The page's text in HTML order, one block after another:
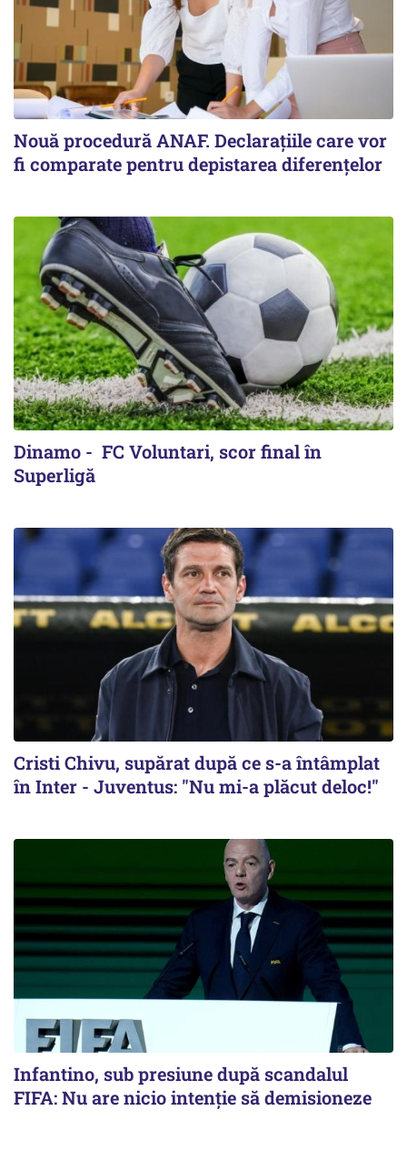
Nouă procedură ANAF. Declarațiile care vor
fi comparate pentru depistarea diferențelor
Dinamo - FC Voluntari, scor final în
Superligă
Cristi Chivu, supărat după ce s-a întâmplat
în Inter - Juventus: "Nu mi-a plăcut deloc!"
Infantino, sub presiune după scandalul
FIFA: Nu are nicio intenție să demisioneze